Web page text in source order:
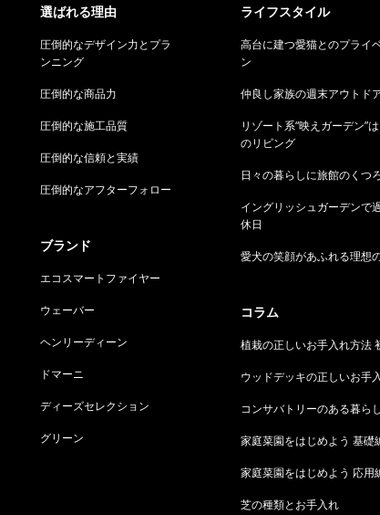
選ばれる理由
圧倒的なデザイン力とプラ
ンニング
圧倒的な商品力
圧倒的な施工品質
圧倒的な信頼と実績
圧倒的なアフターフォロー
ブランド
エコスマートファイヤー
ウェーバー
ヘンリーディーン
ドマーニ
ディーズセレクション
グリーン
ライフスタイル
高台に建つ愛猫とのプライ
ン
仲良し家族の週末アウトド
リゾート系“映えガーデン”
のリビング
日々の暮らしに旅館のくつ
イングリッシュガーデンで
休日
愛犬の笑顔があふれる理想
コラム
植栽の正しいお手入れ方法
ウッドデッキの正しいお手
コンサバトリーのある暮らし
家庭菜園をはじめよう 基礎
家庭菜園をはじめよう 応用
芝の種類とお手入れ